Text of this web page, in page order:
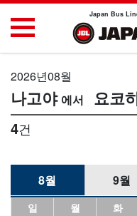
Japan Bus
2026년08월
나고야 요코
4건
8월 9월
일 월 화